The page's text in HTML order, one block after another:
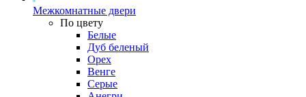
Межкомнатные двери
По цвету
Белые
Дуб беленый
Орех
Венге
Серые